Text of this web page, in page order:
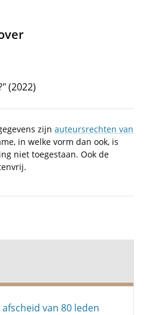
(2022)
zijn auteursrechten van
in welke vorm dan ook, is
niet toegestaan. Ook de
van 80 leden